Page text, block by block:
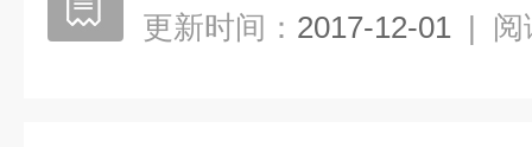
更新时间： 2017-12-01 | 阅